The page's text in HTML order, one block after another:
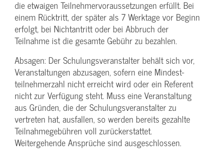
die etwaigen Teilnehmer­voraussetzungen erfüllt. Bei
einem Rücktritt, der später als 7 Werktage vor Beginn
erfolgt, bei Nichtantritt oder bei Abbruch der
Teilnahme ist die gesamte Gebühr zu bezahlen.
Absagen: Der Schulungs­veranstalter behält sich vor,
Veranstaltungen abzusagen, sofern eine Mindest­
teilnehmerzahl nicht erreicht wird oder ein Referent
nicht zur Verfügung steht. Muss eine Veranstaltung
aus Gründen, die der Schulungs­veranstalter zu
vertreten hat, ausfallen, so werden bereits gezahlte
Teilnahme­gebühren voll zurückerstattet.
Weitergehende Ansprüche sind ausgeschlossen.